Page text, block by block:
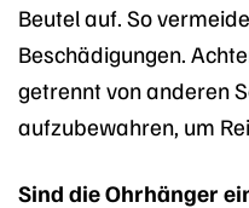
Beutel auf. So
Beschädigungen.
getrennt von anderen
aufzubewahren, um
Sind die Ohrhänger